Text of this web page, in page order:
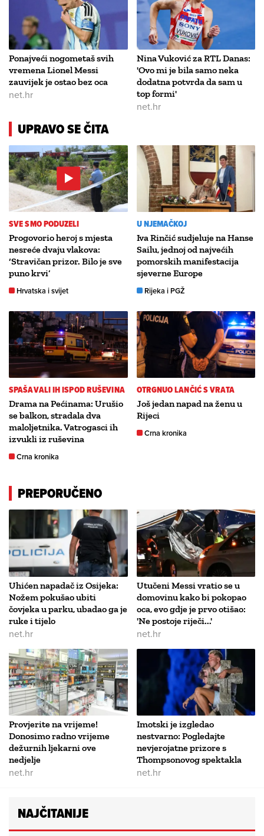
Ponajveći nogometaš svih
vremena Lionel Messi
zauvijek je ostao bez oca
net.hr
Nina Vuković za RTL Danas:
'Ovo mi je bila samo neka
dodatna potvrda da sam u
top formi'
net.hr
UPRAVO SE ČITA
SVE SMO PODUZELI
Progovorio heroj s mjesta
nesreće dvaju vlakova:
‘Stravičan prizor. Bilo je sve
puno krvi’
Hrvatska i svijet
U NJEMAČKOJ
Iva Rinčić sudjeluje na Hanse
Sailu, jednoj od najvećih
pomorskih manifestacija
sjeverne Europe
Rijeka i PGŽ
SPAŠAVALI IH ISPOD RUŠEVINA
Drama na Pećinama: Urušio
se balkon, stradala dva
maloljetnika. Vatrogasci ih
izvukli iz ruševina
Crna kronika
OTRGNUO LANČIĆ S VRATA
Još jedan napad na ženu u
Rijeci
Crna kronika
PREPORUČENO
Uhićen napadač iz Osijeka:
Nožem pokušao ubiti
čovjeka u parku, ubadao ga je
ruke i tijelo
net.hr
Utučeni Messi vratio se u
domovinu kako bi pokopao
oca, evo gdje je prvo otišao:
'Ne postoje riječi...'
net.hr
Provjerite na vrijeme!
Donosimo radno vrijeme
dežurnih ljekarni ove
nedjelje
net.hr
Imotski je izgledao
nestvarno: Pogledajte
nevjerojatne prizore s
Thompsonovog spektakla
net.hr
NAJČITANIJE